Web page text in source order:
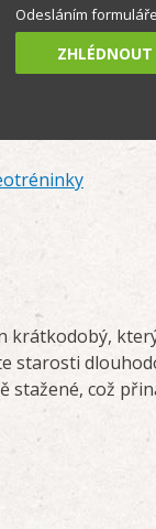
Odesláním
krátkodobý,
stažené, což